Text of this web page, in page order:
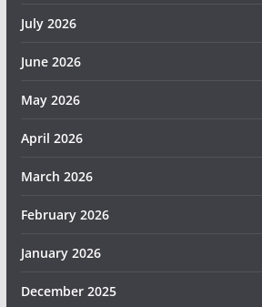
July 2026
June 2026
May 2026
April 2026
March 2026
February 2026
January 2026
December 2025